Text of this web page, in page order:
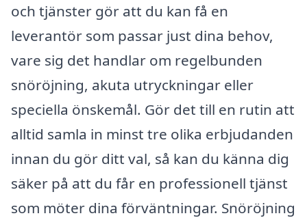
och tjänster gör att du kan få en
leverantör som passar just dina behov,
vare sig det handlar om regelbunden
snöröjning, akuta utryckningar eller
speciella önskemål. Gör det till en rutin att
alltid samla in minst tre olika erbjudanden
innan du gör ditt val, så kan du känna dig
säker på att du får en professionell tjänst
som möter dina förväntningar. Snöröjning